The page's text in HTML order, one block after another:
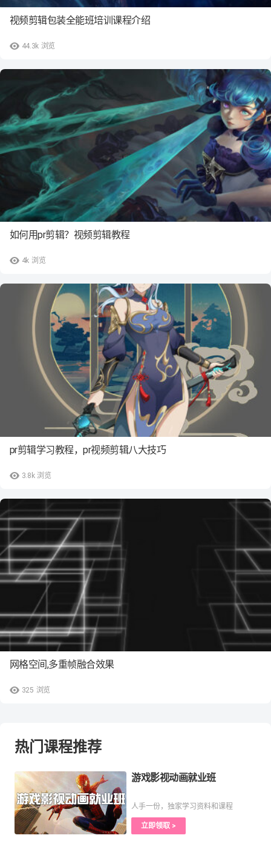
44.3k 浏览
视频剪辑包装全能班培训课程介绍
4k 浏览
如何用pr剪辑？视频剪辑教程
3.8k 浏览
pr剪辑学习教程，pr视频剪辑八大技巧
325 浏览
网格空间,多重帧融合效果
热门课程推荐
游戏影视动画就业班
人手一份，独家学习资料和课程
立即领取 >